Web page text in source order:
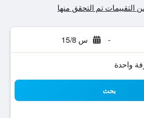
- س 15/8
بحث